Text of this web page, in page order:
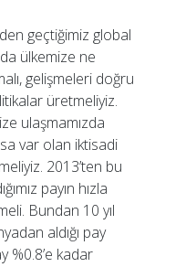
geçtiğimiz global
ülkemize ne
gelişmeleri doğru
üretmeliyiz.
ulaşmamızda
var olan iktisadi
2013’ten bu
payın hızla
Bundan 10 yıl
aldığı pay
%0.8’e kadar